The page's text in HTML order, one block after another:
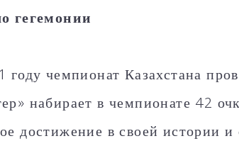
гегемонии
году чемпионат Казахстана
набирает в чемпионате 42
достижение в своей истории и